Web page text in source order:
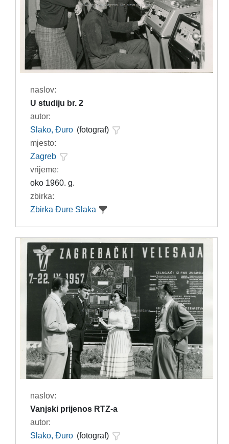
naslov:
U studiju br. 2
autor:
Slako, Đuro (fotograf)
mjesto:
Zagreb
vrijeme:
oko 1960. g.
zbirka:
Zbirka Đure Slaka
naslov:
Vanjski prijenos RTZ-a
autor:
Slako, Đuro (fotograf)